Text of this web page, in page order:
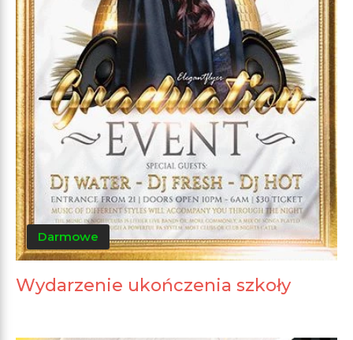
Darmowe
Wydarzenie ukończenia szkoły